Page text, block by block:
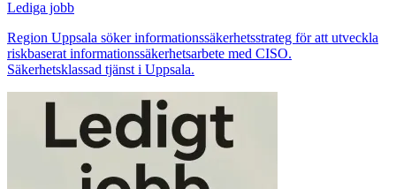
Lediga jobb
Region Uppsala söker informationssäkerhetsstrateg för att utveckla
riskbaserat informationssäkerhetsarbete med CISO.
Säkerhetsklassad tjänst i Uppsala.